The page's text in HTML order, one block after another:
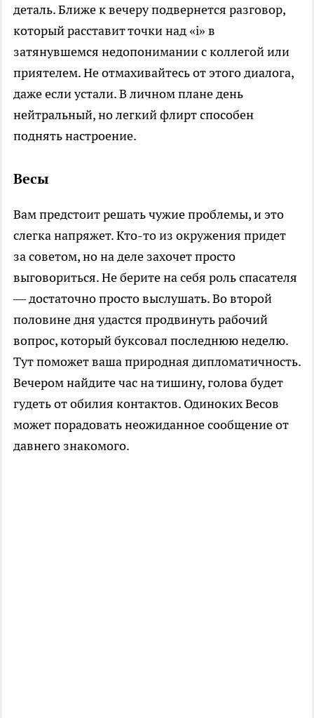
деталь. Ближе к вечеру подвернется разговор,
который расставит точки над «i» в
затянувшемся недопонимании с коллегой или
приятелем. Не отмахивайтесь от этого диалога,
даже если устали. В личном плане день
нейтральный, но легкий флирт способен
поднять настроение.
Весы
Вам предстоит решать чужие проблемы, и это
слегка напряжет. Кто-то из окружения придет
за советом, но на деле захочет просто
выговориться. Не берите на себя роль спасателя
— достаточно просто выслушать. Во второй
половине дня удастся продвинуть рабочий
вопрос, который буксовал последнюю неделю.
Тут поможет ваша природная дипломатичность.
Вечером найдите час на тишину, голова будет
гудеть от обилия контактов. Одиноких Весов
может порадовать неожиданное сообщение от
давнего знакомого.